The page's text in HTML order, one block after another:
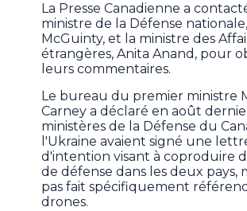
La Presse Canadienne a
ministre de la Défense
McGuinty, et la ministre des
étrangères, Anita Anand, pour
leurs commentaires.
Le bureau du premier ministre
Carney a déclaré en août
ministères de la Défense du
l'Ukraine avaient signé une
d'intention visant à coproduire
de défense dans les deux pays,
pas fait spécifiquement
drones.